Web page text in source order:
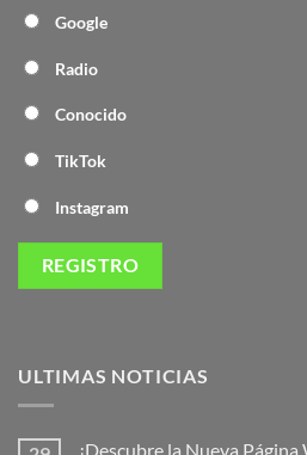
Google
Radio
Conocido
TikTok
Instagram
ULTIMAS NOTICIAS
¡Descubre la Nueva